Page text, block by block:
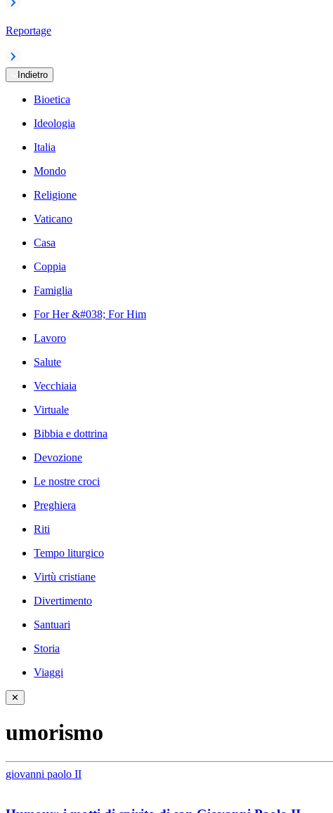
Reportage
Indietro
Bioetica
Ideologia
Italia
Mondo
Religione
Vaticano
Casa
Coppia
Famiglia
For Her &#038; For Him
Lavoro
Salute
Vecchiaia
Virtuale
Bibbia e dottrina
Devozione
Le nostre croci
Preghiera
Riti
Tempo liturgico
Virtù cristiane
Divertimento
Santuari
Storia
Viaggi
✕
umorismo
giovanni paolo II